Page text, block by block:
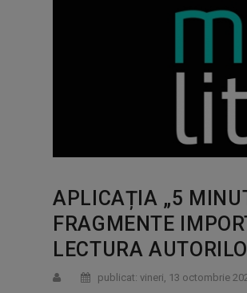
APLICAȚIA „5
FRAGMENTE
LECTURA
publicat: vineri, 13 octombrie